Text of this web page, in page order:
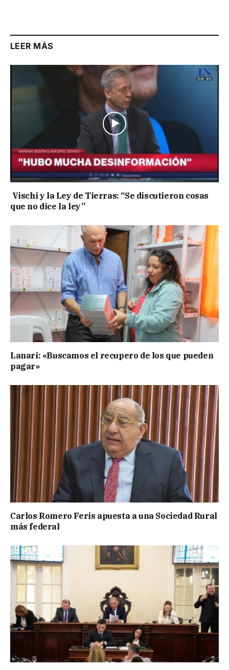
LEER MÁS
Vischi y la Ley de Tierras: “Se discutieron cosas
que no dice la ley”
Lanari: «Buscamos el recupero de los que pueden
pagar»
Carlos Romero Feris apuesta a una Sociedad Rural
más federal